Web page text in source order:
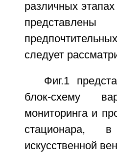
различных
следует
Фиг.1
блок-схему
мониторинга и
стационара,
искусственной